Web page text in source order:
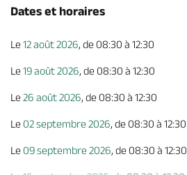
Dates et horaires
Le12 août 2026, de 08:30 à 12:30
Le19 août 2026, de 08:30 à 12:30
Le26 août 2026, de 08:30 à 12:30
Le 02 septembre 2026, de 08:30 à 12:30
Le 09 septembre 2026, de 08:30 à 12:30